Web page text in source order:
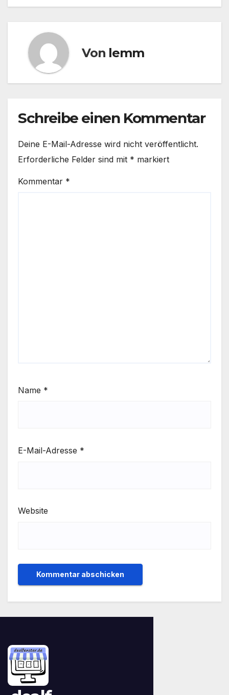
Von lemm
Schreibe einen Kommentar
Deine E-Mail-Adresse wird nicht veröffentlicht.
Erforderliche Felder sind mit * markiert
Kommentar *
Name *
E-Mail-Adresse *
Website